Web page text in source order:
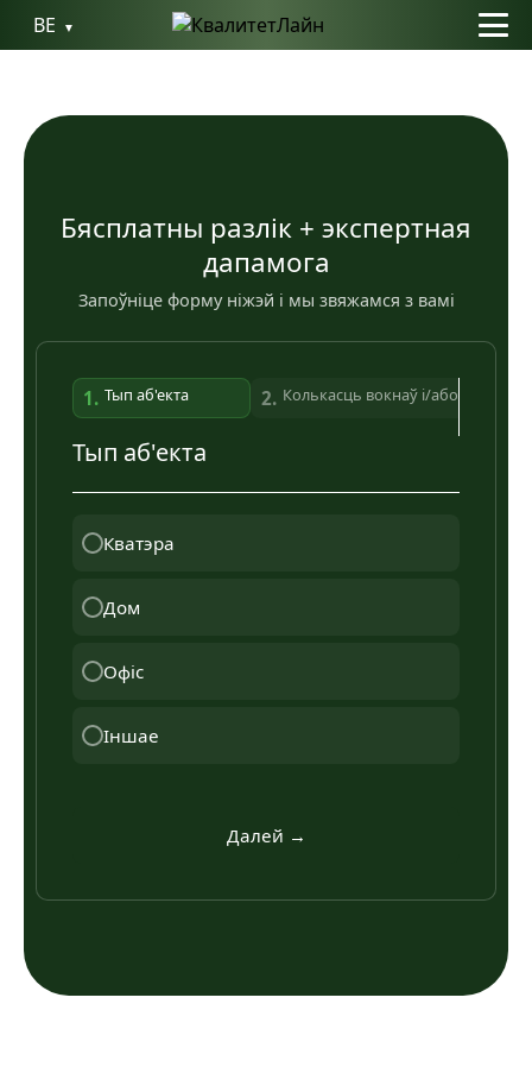
BE
Бясплатны разлік + экспертная
дапамога
Запоўніце форму ніжэй і мы звяжамся з вамі
1. Тып аб'екта 2. Колькасць вокнаў і/або дзвярэй
Тып аб'екта
Кватэра
Дом
Офіс
Іншае
Далей →